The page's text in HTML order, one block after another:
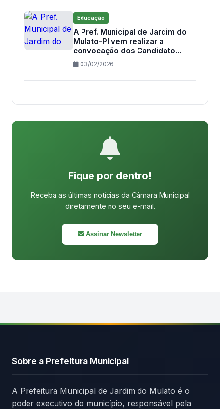
Educação
A Pref. Municipal de Jardim do
Mulato-PI vem realizar a
convocação dos Candidato...
03/02/2026
Fique por dentro!
Receba as últimas notícias da Câmara Municipal
diretamente no seu e-mail.
Assinar Newsletter
Sobre a Prefeitura Municipal
A Prefeitura Municipal de Jardim do Mulato é o
poder executivo do município, responsável pela